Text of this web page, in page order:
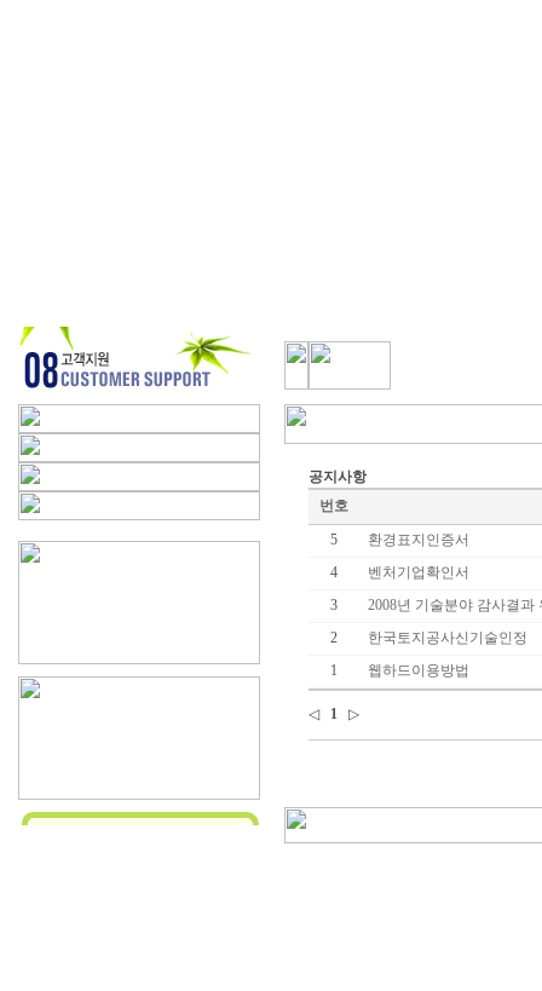
공지사항
번호
5
환경표지인증서
4
벤처기업확인서
3
2008년 기술분야 감사결과
2
한국토지공사신기술인정
1
웹하드이용방법
◁ 1 ▷